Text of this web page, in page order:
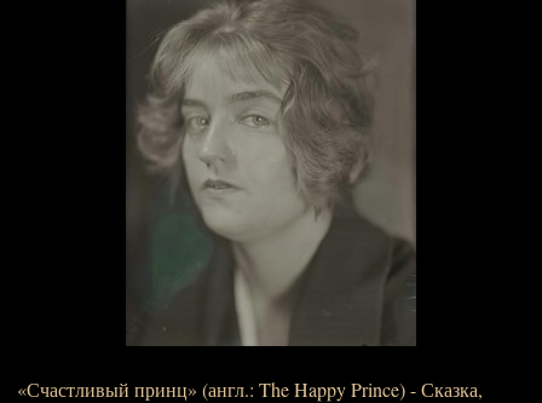
«Счастливый принц» (англ.: The Happy Prince) - Сказка,